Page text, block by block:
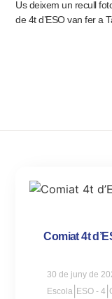
Us deixem un recull
de 4t d’ESO van fer a
Comiat 4t
30 de juny de
Escola ESO - 4 |